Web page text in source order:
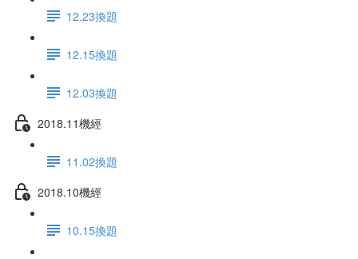
12.23換題
12.15換題
12.03換題
2018.11機經
11.02換題
2018.10機經
10.15換題